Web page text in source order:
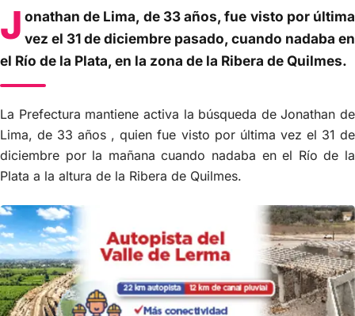
J onathan de Lima, de 33 años, fue visto por última
vez el 31 de diciembre pasado, cuando nadaba en
el Río de la Plata, en la zona de la Ribera de Quilmes.
La Prefectura mantiene activa la búsqueda de Jonathan de
Lima, de 33 años , quien fue visto por última vez el 31 de
diciembre por la mañana cuando nadaba en el Río de la
Plata a la altura de la Ribera de Quilmes.